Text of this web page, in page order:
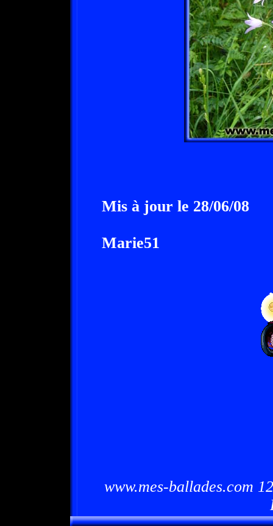
Mis à jour le 28/06/08
Marie51
www.mes-ballades.com